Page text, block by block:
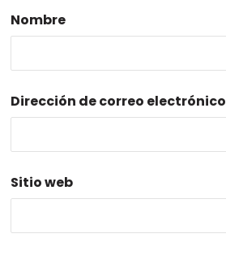
Nombre
Dirección de correo electrónico
Sitio web